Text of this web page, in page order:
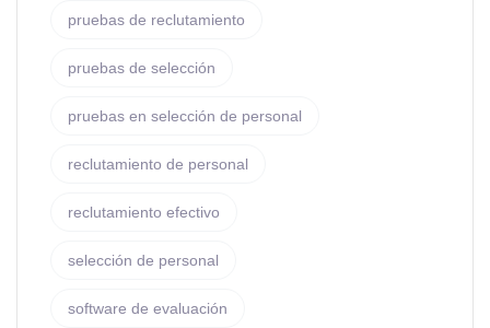
pruebas de reclutamiento
pruebas de selección
pruebas en selección de personal
reclutamiento de personal
reclutamiento efectivo
selección de personal
software de evaluación